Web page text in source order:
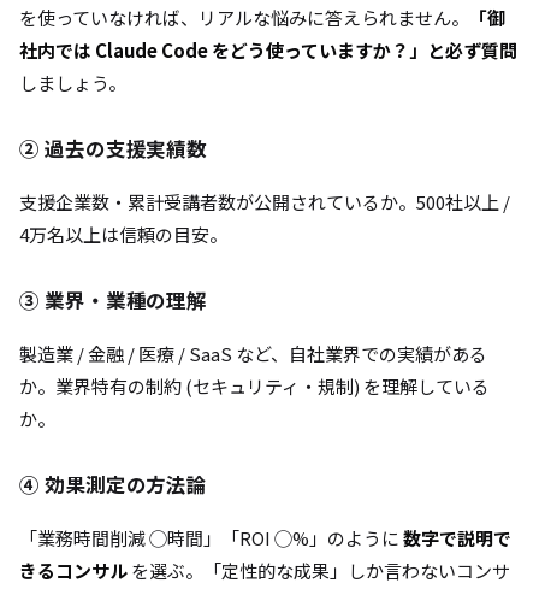
を使っていなければ、リアルな悩みに答えられません。
「御
社内では Claude Code をどう使っていますか？」と必ず質問
しましょう。
② 過去の支援実績数
支援企業数・累計受講者数が公開されているか。500社以上 /
4万名以上は信頼の目安。
③ 業界・業種の理解
製造業 / 金融 / 医療 / SaaS など、自社業界での実績がある
か。業界特有の制約 (セキュリティ・規制) を理解している
か。
④ 効果測定の方法論
「業務時間削減 ◯時間」「ROI ◯%」のように数字で説明で
きるコンサルを選ぶ。「定性的な成果」しか言わないコンサ